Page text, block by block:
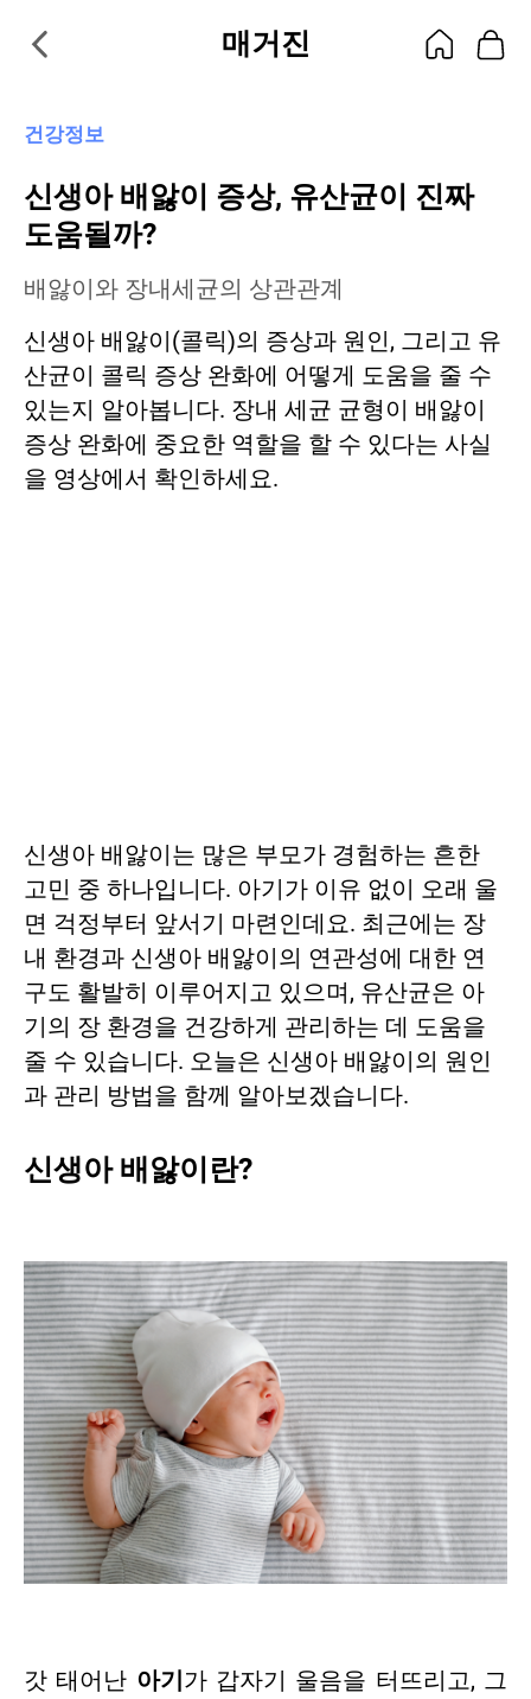
매거진
건강정보
신생아 배앓이 증상, 유산균이 진짜
도움될까?
배앓이와 장내세균의 상관관계
신생아 배앓이(콜릭)의 증상과 원인, 그리고 유
산균이 콜릭 증상 완화에 어떻게 도움을 줄 수
있는지 알아봅니다. 장내 세균 균형이 배앓이
증상 완화에 중요한 역할을 할 수 있다는 사실
을 영상에서 확인하세요.
신생아 배앓이는 많은 부모가 경험하는 흔한
고민 중 하나입니다. 아기가 이유 없이 오래 울
면 걱정부터 앞서기 마련인데요. 최근에는 장
내 환경과 신생아 배앓이의 연관성에 대한 연
구도 활발히 이루어지고 있으며, 유산균은 아
기의 장 환경을 건강하게 관리하는 데 도움을
줄 수 있습니다. 오늘은 신생아 배앓이의 원인
과 관리 방법을 함께 알아보겠습니다.
신생아 배앓이란?
갓 태어난 아기 가 갑자기 울음을 터뜨리고, 그